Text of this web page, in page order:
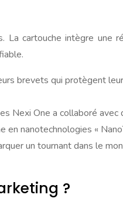
cartouche intègre
brevets qui protègent
Nexi One a collaboré
nanotechnologies «
un tournant dans le
?